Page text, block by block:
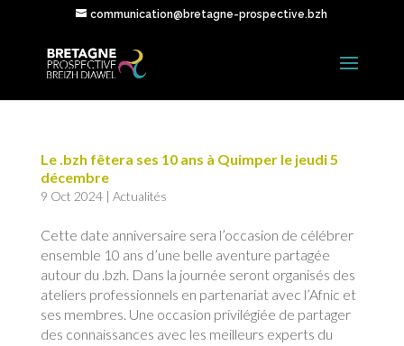
communication@bretagne-prospective.bzh
Le .bzh fêtera ses 10 ans à Quimper le jeudi 5
décembre
9 Oct 2024| Actualités
Cette date anniversaire sera l’occasion de célébrer
ensemble 10 ans d’une belle aventure partagée
autour du .bzh. Dans la journée seront organisés des
ateliers professionnels en partenariat avec l’Afnic et
ses membres. Une occasion privilégiée de partager
des connaissances avec les meilleurs experts du